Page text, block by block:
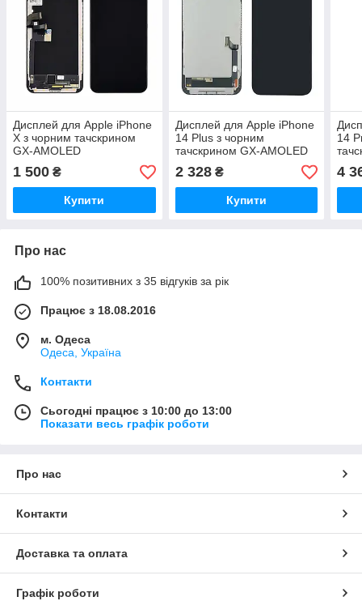
Дисплей для Apple iPhone
X з чорним тачскрином
GX-AMOLED
1 500 ₴
Купити
Дисплей для Apple iPhone
14 Plus з чорним
тачскрином GX-AMOLED
2 328₴
Купити
14
4
Про нас
100% позитивних з 35 відгуків за рік
Працює з 18.08.2016
м. Одеса
Одеса, Україна
Контакти
Сьогодні працює з 10:00 до 13:00
Показати весь графік роботи
Про нас
Контакти
Доставка та оплата
Графік роботи